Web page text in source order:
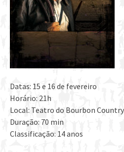
Datas: 15 e 16 de fevereiro
Horário: 21h
Local: Teatro do Bourbon
Duração: 70 min
Classificação: 14 anos